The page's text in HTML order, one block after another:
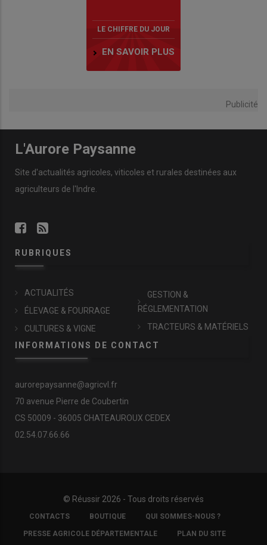
LE CHIFFRE DU JOUR
EN SAVOIR PLUS
Publicité
L'Aurore Paysanne
Site d'actualités agricoles, viticoles et rurales destinées aux
agriculteurs de l'Indre.
RUBRIQUES
ACTUALITÉS
ÉLEVAGE & FOURRAGE
CULTURES & VIGNE
GESTION &
RÉGLEMENTATION
TRACTEURS & MATÉRIELS
INFORMATIONS DE CONTACT
aurorepaysanne@agricvl.fr
70 avenue Pierre de Coubertin
CS 50009 - 36005 CHATEAUROUX CEDEX
02.54.07.66.66
© Réussir 2026 - Tous droits réservés
FOOTER
COPYRIGHT
CONTACTS BOUTIQUE QUI SOMMES-NOUS ?
PRESSE AGRICOLE DÉPARTEMENTALE PLAN DU SITE